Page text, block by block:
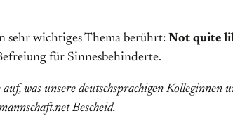
sehr wichtiges Thema berührt: Not quite
für Sinnesbehinderte.
was unsere deutschsprachigen Kolleginnen
Bescheid.